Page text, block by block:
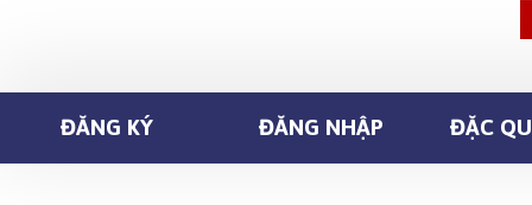
ĐĂNG KÝ ĐĂNG NHẬP ĐẶC